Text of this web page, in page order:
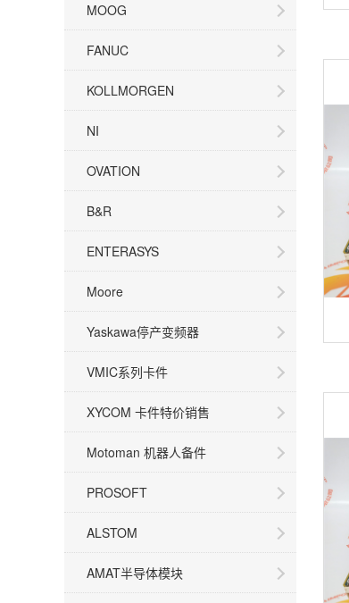
MOOG
FANUC
KOLLMORGEN
NI
OVATION
B&R
ENTERASYS
Moore
Yaskawa停产变频器
VMIC系列卡件
XYCOM 卡件特价销售
Motoman 机器人备件
PROSOFT
ALSTOM
AMAT半导体模块